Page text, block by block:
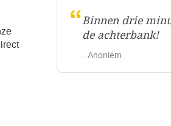
“Binnen drie
de achterbank!
- Anoniem